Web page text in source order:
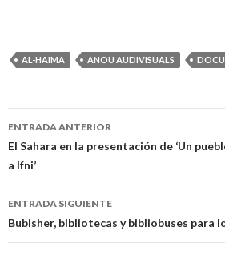
AL-HAIMA ANOU AUDIVISUALS
Navegación
de
entradas
ENTRADA ANTERIOR
El Sahara en la presentación de ‘Un
a Ifni’
ENTRADA SIGUIENTE
Bubisher, bibliotecas y bibliobuses para